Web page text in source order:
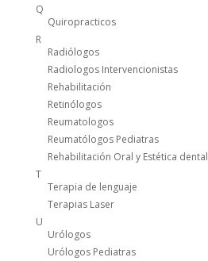
Q
Quiropracticos
R
Radiólogos
Radiologos Intervencionistas
Rehabilitación
Retinólogos
Reumatologos
Reumatólogos Pediatras
Rehabilitación Oral y Estética dental
T
Terapia de lenguaje
Terapias Laser
U
Urólogos
Urólogos Pediatras